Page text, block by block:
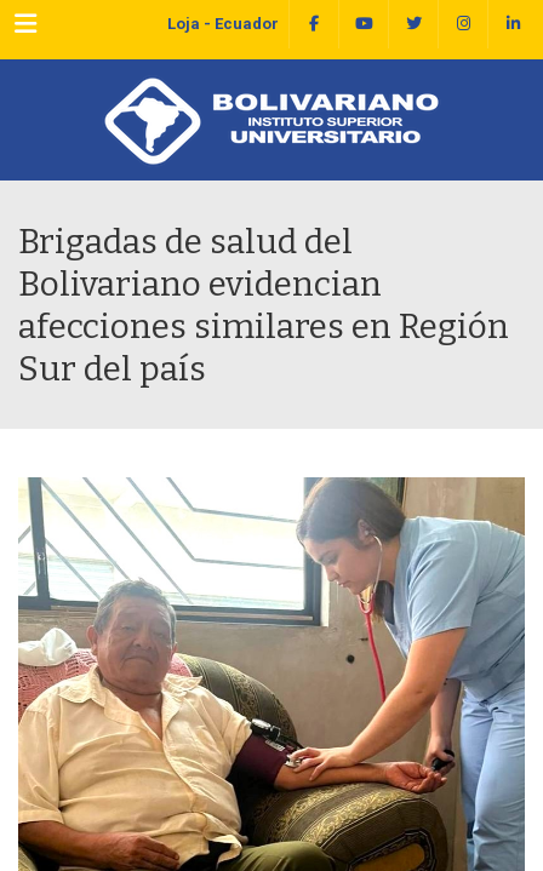
Menu Loja - Ecuador
Brigadas de salud del
Bolivariano evidencian
afecciones similares en Región
Sur del país